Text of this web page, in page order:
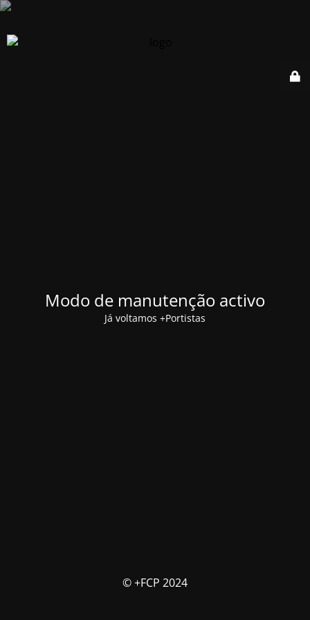
Modo de manutenção activo
Já voltamos +Portistas
© +FCP 2024